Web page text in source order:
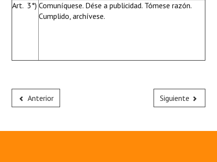
Art. 3°) Comuníquese. Dése a publicidad. Tómese razón.
Cumplido, archívese.
Anterior Siguiente